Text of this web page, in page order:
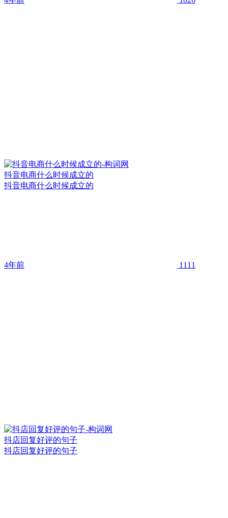
抖音电商什么时候成立的
抖音电商什么时候成立的
4年前 1111
抖店回复好评的句子
抖店回复好评的句子